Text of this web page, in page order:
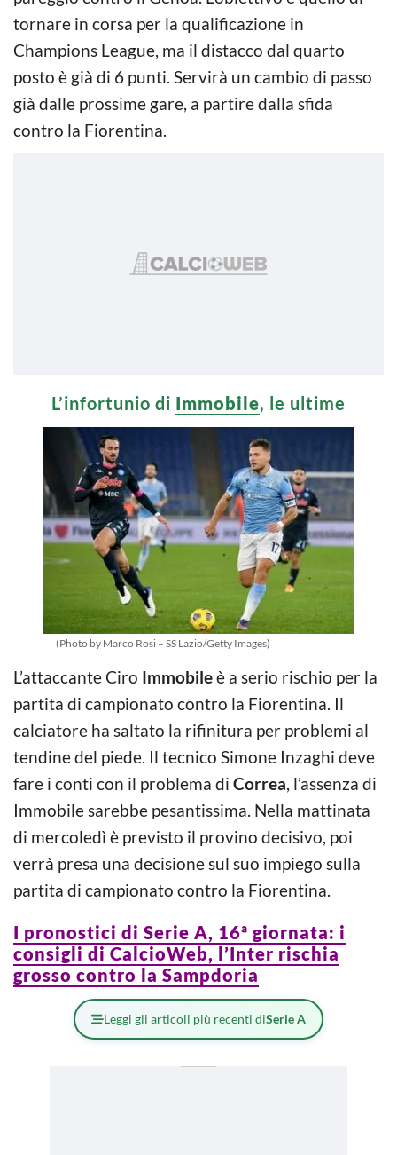
tornare in corsa per la qualificazione in
Champions League, ma il distacco dal quarto
posto è già di 6 punti. Servirà un cambio di passo
già dalle prossime gare, a partire dalla sfida
contro la Fiorentina.
L’infortunio di Immobile, le ultime
(Photo by Marco Rosi – SS Lazio/Getty Images)
L’attaccante Ciro Immobileè a serio rischio per la
partita di campionato contro la Fiorentina. Il
calciatore ha saltato la rifinitura per problemi al
tendine del piede. Il tecnico Simone Inzaghi deve
fare i conti con il problema di Correa, l’assenza di
Immobile sarebbe pesantissima. Nella mattinata
di mercoledì è previsto il provino decisivo, poi
verrà presa una decisione sul suo impiego sulla
partita di campionato contro la Fiorentina.
I pronostici di Serie A, 16ª giornata: i
consigli di CalcioWeb, l’Inter rischia
grosso contro la Sampdoria
Leggi gli articoli più recenti diSerie A